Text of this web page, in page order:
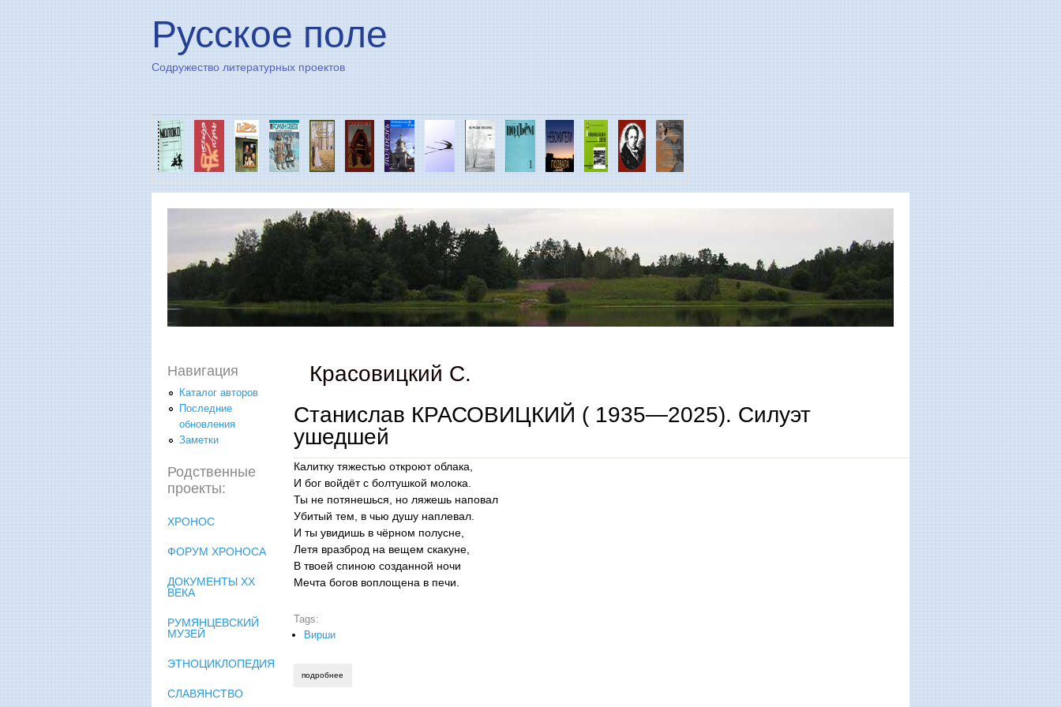
Русское поле
Содружество литературных проектов
Красовицкий С.
Cтанислав КРАСОВИЦКИЙ ( 1935—2025). Силуэт
ушедшей
Калитку тяжестью откроют облака,
И бог войдёт с болтушкой молока.
Ты не потянешься, но ляжешь наповал
Убитый тем, в чью душу наплевал.
И ты увидишь в чёрном полусне,
Летя вразброд на вещем скакуне,
В твоей спиною созданной ночи
Мечта богов воплощена в печи.
Tags:
Вирши
подробнее
Навигация
Каталог авторов
Последние
обновления
Заметки
Родственные
проекты:
ХРОНОС
ФОРУМ ХРОНОСА
ДОКУМЕНТЫ XX
ВЕКА
РУМЯНЦЕВСКИЙ
МУЗЕЙ
ЭТНОЦИКЛОПЕДИЯ
СЛАВЯНСТВО